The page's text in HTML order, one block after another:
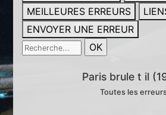
MEILLEURES ERREURS
ENVOYER UNE ERREUR
Paris brule t il
Toutes les